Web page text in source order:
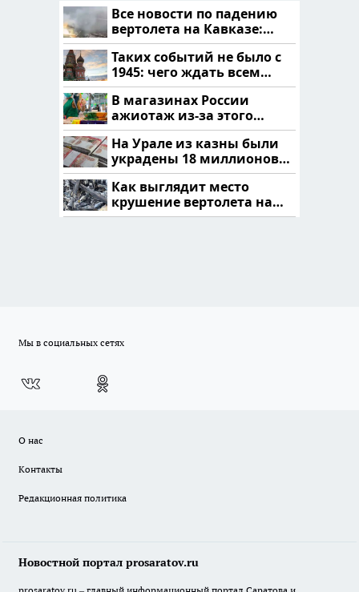
Все новости по падению
вертолета на Кавказе:
читать здесь
Таких событий не было с
1945: чего ждать всем
нам?
В магазинах России
ажиотаж из-за этого
продукта: что купить?
На Урале из казны были
украдены 18 миллионов
рублей
Как выглядит место
крушение вертолета на
Кавказе: смотреть
Мы в социальных сетях
О нас
Контакты
Редакционная политика
Новостной портал prosaratov.ru